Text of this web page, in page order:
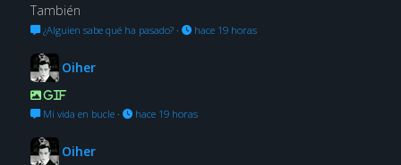
También
¿Alguien sabe qué ha pasado?· hace 19 horas
Oiher
GIF
Mi vida en bucle· hace 19 horas
Oiher